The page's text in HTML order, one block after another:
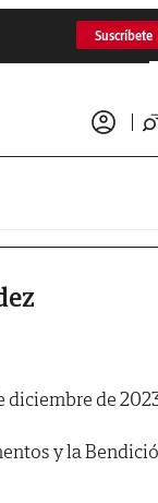
Suscríbete
diciembre de
y la